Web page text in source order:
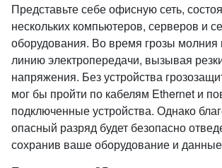
Представьте себе офисную сеть,
нескольких компьютеров, серверов и
оборудования. Во время грозы молния
линию электропередачи, вызывая
напряжения. Без устройства
мог бы пройти по кабелям Ethernet и
подключенные устройства. Однако
опасный разряд будет безопасно
сохранив ваше оборудование и